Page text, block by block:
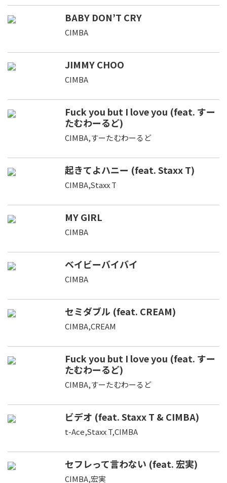
BABY DON’T CRY
CIMBA
JIMMY CHOO
CIMBA
Fuck you but I love you (feat. すー
たむわーるど)
CIMBA,すーたむわーるど
起きてよハニー (feat. Staxx T)
CIMBA,Staxx T
MY GIRL
CIMBA
ベイビーバイバイ
CIMBA
セミダブル (feat. CREAM)
CIMBA,CREAM
Fuck you but I love you (feat. すー
たむわーるど)
CIMBA,すーたむわーるど
ビデオ (feat. Staxx T & CIMBA)
t-Ace,Staxx T,CIMBA
セフレって言わない (feat. 宏実)
CIMBA,宏実